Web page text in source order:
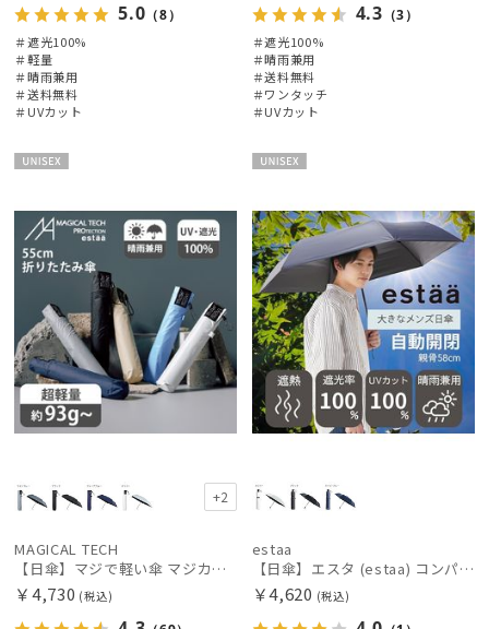
5.0 （8）
＃遮光100%
＃軽量
＃晴雨兼用
＃送料無料
＃UVカット
4.3 （3）
＃遮光100%
＃晴雨兼用
＃送料無料
＃ワンタッチ
＃UVカット
+2
MAGICAL TECH
【日傘】マジで軽い傘 マジカルテックプロテクション(MAGICAL TECH PROTECTION)55cm 晴雨兼用傘折りたたみ日傘 一級遮光100% UV 軽量 スリム レディース メンズ
￥4,730 (税込)
estaa
【日傘】エスタ (estaa) コンパクトワイド58 自動開閉傘 折りたたみ傘 軽量 晴雨兼用 遮光100％ UV100%
￥4,620 (税込)